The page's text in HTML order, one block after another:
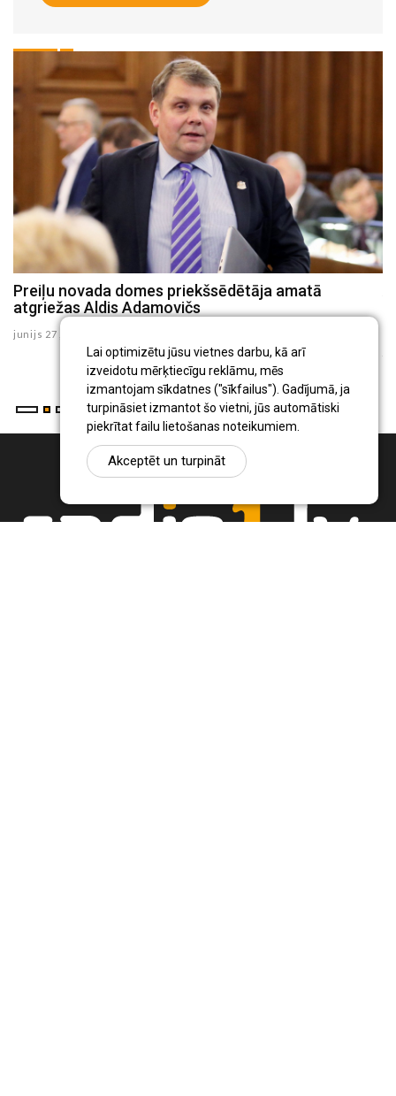
Lai optimizētu jūsu vietnes darbu, kā arī
izveidotu mērķtiecīgu reklāmu, mēs
izmantojam sīkdatnes ("sīkfailus"). Gadījumā, ja
turpināsiet izmantot šo vietni, jūs automātiski
piekrītat failu lietošanas noteikumiem.
Akceptēt un turpināt
Preiļu novada domes priekšsēdētāja amatā
atgriežas Aldis Adamovičs
junijs 27 , 2025